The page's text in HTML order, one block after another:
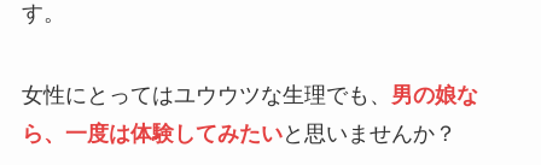
す。
女性にとってはユウウツな生理でも、 男の娘な
ら、一度は体験してみたいと思いませんか？